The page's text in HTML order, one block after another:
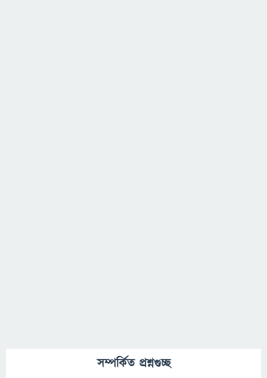
সম্পর্কিত প্রশ্নগুচ্ছ